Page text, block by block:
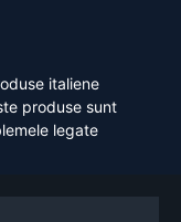
italiene
produse sunt
legate